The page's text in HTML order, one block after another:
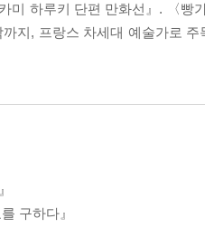
미 하루키 단편 만화선』. 〈
지, 프랑스 차세대 예술가로
구하다』